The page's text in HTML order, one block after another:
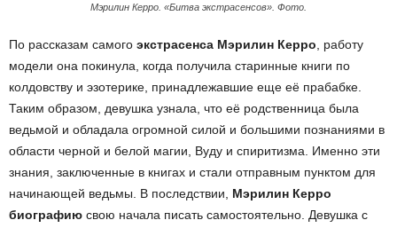
Мэрилин Керро. «Битва экстрасенсов». Фото.
По рассказам самого экстрасенса Мэрилин Керро , работу
модели она покинула, когда получила старинные книги по
колдовству и эзотерике, принадлежавшие еще её прабабке.
Таким образом, девушка узнала, что её родственница была
ведьмой и обладала огромной силой и большими познаниями в
области черной и белой магии, Вуду и спиритизма. Именно эти
знания, заключенные в книгах и стали отправным пунктом для
начинающей ведьмы. В последствии, Мэрилин Керро
биографию свою начала писать самостоятельно. Девушка с